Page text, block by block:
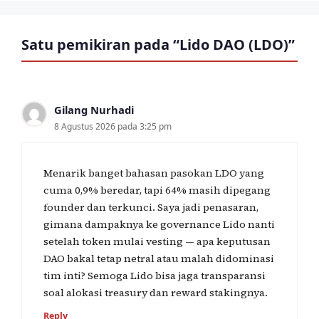
Satu pemikiran pada “Lido DAO (LDO)”
Gilang Nurhadi
8 Agustus 2026 pada 3:25 pm
Menarik banget bahasan pasokan LDO yang
cuma 0,9% beredar, tapi 64% masih dipegang
founder dan terkunci. Saya jadi penasaran,
gimana dampaknya ke governance Lido nanti
setelah token mulai vesting — apa keputusan
DAO bakal tetap netral atau malah didominasi
tim inti? Semoga Lido bisa jaga transparansi
soal alokasi treasury dan reward stakingnya.
Reply